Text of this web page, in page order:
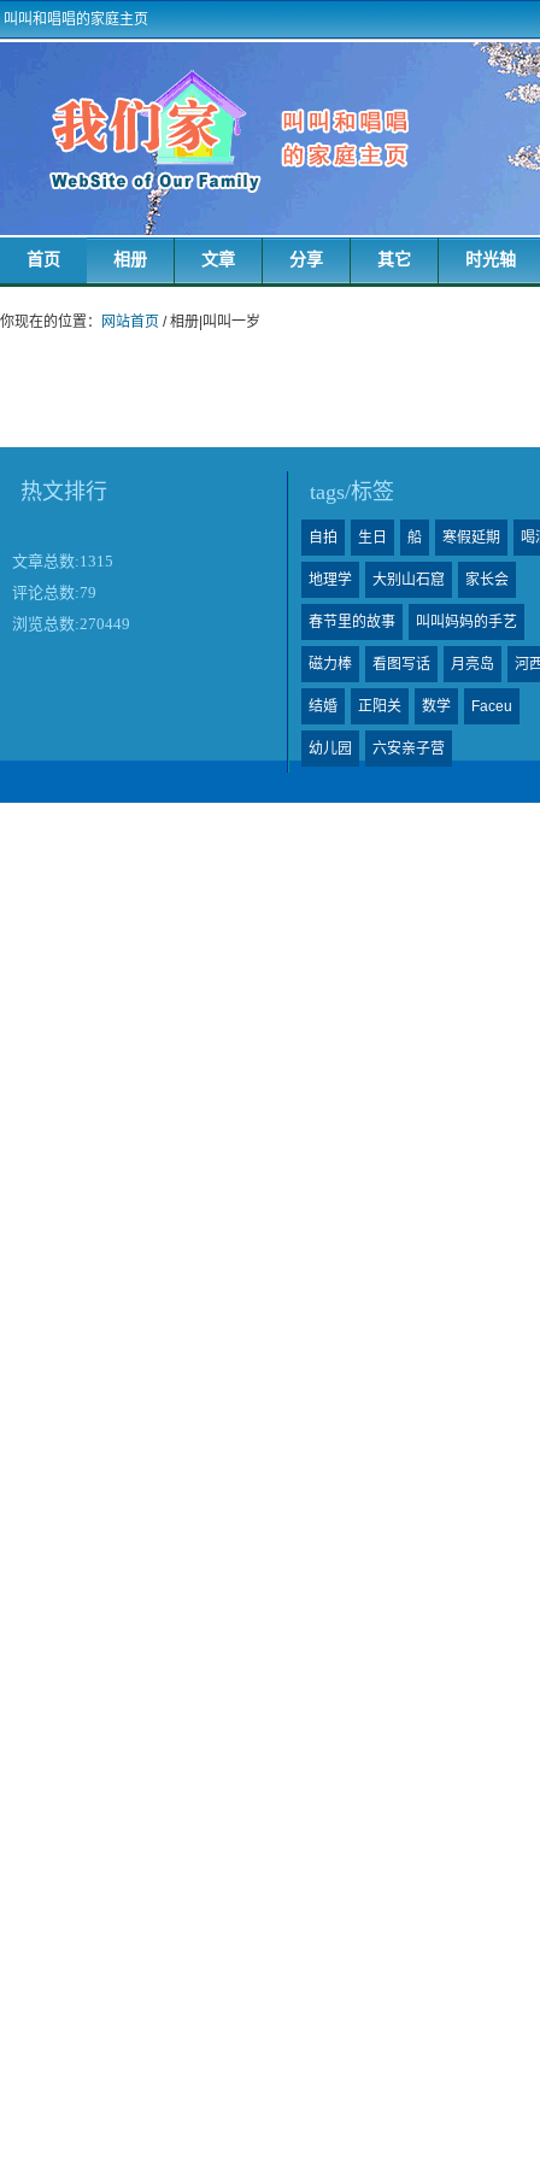
叫叫和唱唱的家庭主页
首页 相册 文章 分享 其它 时光轴
你现在的位置： 网站首页 / 相册|叫叫一岁
热文排行
文章总数:1315
评论总数:79
浏览总数:270449
tags/标签
自拍 生日 船 寒假延期 喝
地理学 大别山石窟 家长会
春节里的故事 叫叫妈妈的手艺
磁力棒 看图写话 月亮岛 河
结婚 正阳关 数学 Faceu
幼儿园 六安亲子营